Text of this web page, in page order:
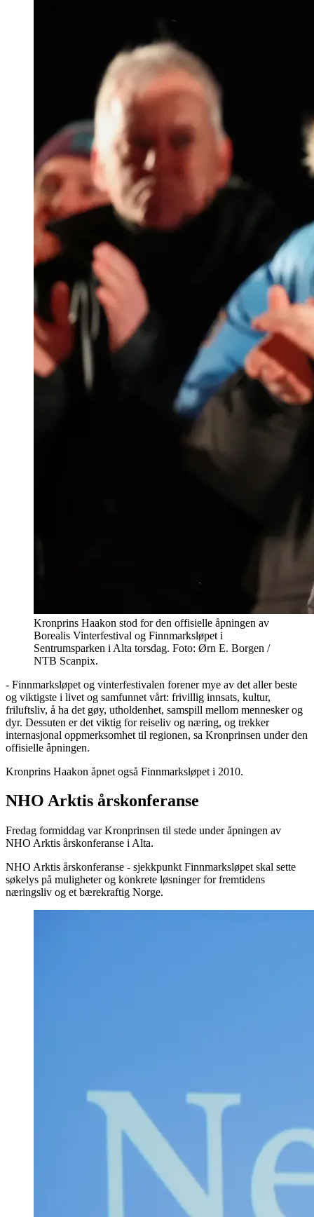
Kronprins Haakon stod for den offisielle åpningen av
Borealis Vinterfestival og Finnmarksløpet i
Sentrumsparken i Alta torsdag. Foto: Ørn E. Borgen /
NTB Scanpix.
- Finnmarksløpet og vinterfestivalen forener mye av det aller beste
og viktigste i livet og samfunnet vårt: frivillig innsats, kultur,
friluftsliv, å ha det gøy, utholdenhet, samspill mellom mennesker og
dyr. Dessuten er det viktig for reiseliv og næring, og trekker
internasjonal oppmerksomhet til regionen, sa Kronprinsen under den
offisielle åpningen.
Kronprins Haakon åpnet også Finnmarksløpet i 2010.
NHO Arktis årskonferanse
Fredag formiddag var Kronprinsen til stede under åpningen av
NHO Arktis årskonferanse i Alta.
NHO Arktis årskonferanse - sjekkpunkt Finnmarksløpet skal sette
søkelys på muligheter og konkrete løsninger for fremtidens
næringsliv og et bærekraftig Norge.